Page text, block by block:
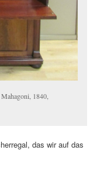
1840,
das wir auf das